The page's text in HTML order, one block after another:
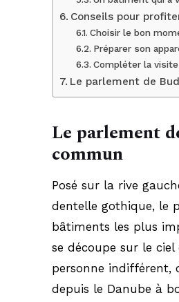
Conseils pour
Choisir le bon
Préparer son
Compléter la
Le parlement de
Le parlement
commun
Posé sur la rive
dentelle gothique, le
bâtiments les plus
se découpe sur le
personne indifférent,
depuis le Danube à